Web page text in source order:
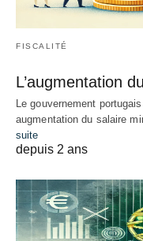
FISCALITÉ
L’augmentation
Le gouvernement
augmentation du salaire
suite
depuis 2 ans